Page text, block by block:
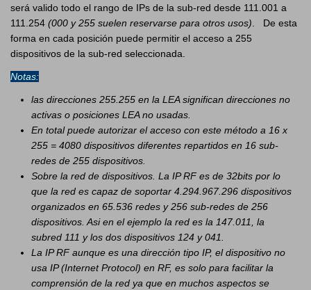
será valido todo el rango de IPs de la sub-red desde 111.001 a
111.254 (000 y 255 suelen reservarse para otros usos). De esta
forma en cada posición puede permitir el acceso a 255
dispositivos de la sub-red seleccionada.
Notas:
las direcciones 255.255 en la LEA significan direcciones no
activas o posiciones LEA no usadas.
En total puede autorizar el acceso con este método a 16 x
255 = 4080 dispositivos diferentes repartidos en 16 sub-
redes de 255 dispositivos.
Sobre la red de dispositivos. La IP RF es de 32bits por lo
que la red es capaz de soportar 4.294.967.296 dispositivos
organizados en 65.536 redes y 256 sub-redes de 256
dispositivos. Asi en el ejemplo la red es la 147.011, la
subred 111 y los dos dispositivos 124 y 041.
La IP RF aunque es una dirección tipo IP, el dispositivo no
usa IP (Internet Protocol) en RF, es solo para facilitar la
comprensión de la red ya que en muchos aspectos se